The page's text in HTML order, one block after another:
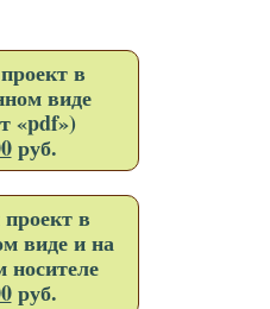
в
виде
«pdf»)
руб.
в
виде и на
руб.